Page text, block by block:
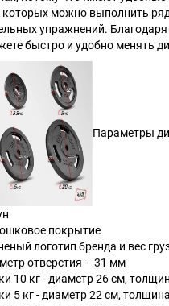
можно выполнить ряд
упражнений.
быстро и удобно менять
Параметры
покрытие
логотип бренда и вес
отверстия – 31 мм
10 кг - диаметр 26 см,
5 кг - диаметр 22 см,